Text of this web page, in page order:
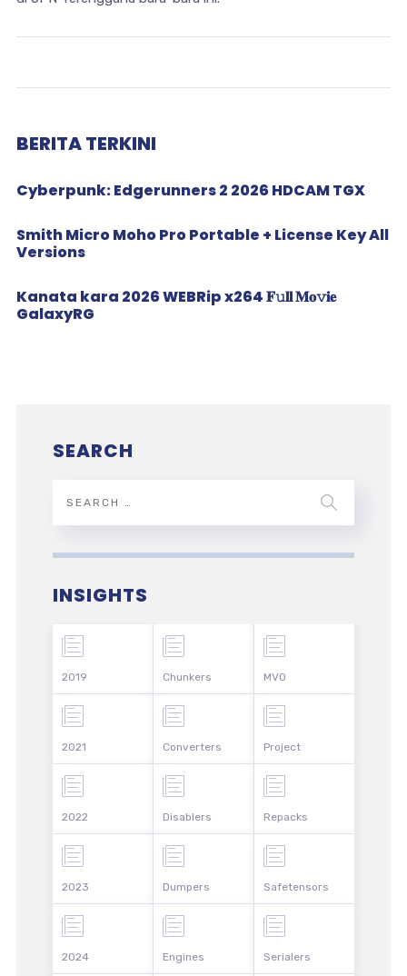
BERITA TERKINI
Cyberpunk: Edgerunners 2 2026 HDCAM TGX
Smith Micro Moho Pro Portable + License Key All
Versions
Kanata kara 2026 WEBRip x264 𝐅𝚞𝐥𝐥 𝐌𝐨𝚟𝐢𝐞
GalaxyRG
SEARCH
INSIGHTS
2019
2021
2022
2023
2024
Chunkers
Converters
Disablers
Dumpers
Engines
MVO
Project
Repacks
Safetensors
Serialers